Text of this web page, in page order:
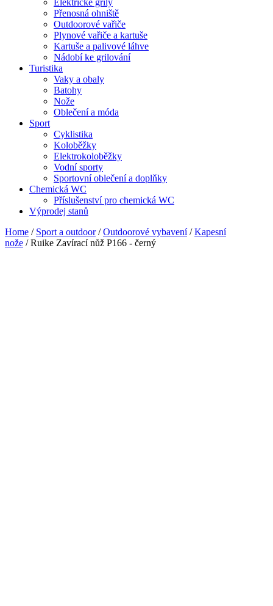
Přenosná ohniště
Outdoorové vařiče
Plynové vařiče a kartuše
Kartuše a palivové láhve
Nádobí ke grilování
Turistika
Vaky a obaly
Batohy
Nože
Oblečení a móda
Sport
Cyklistika
Koloběžky
Elektrokoloběžky
Vodní sporty
Sportovní oblečení a doplňky
Chemická WC
Příslušenství pro chemická WC
Výprodej stanů
Home / Sport a outdoor/Outdoorové vybavení/Kapesní
nože / Ruike Zavírací nůž P166 - černý